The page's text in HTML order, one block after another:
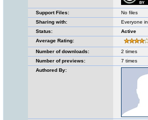
Support Files:
No files
Sharing with:
Everyone in
Status:
Active
Average Rating:
Number of downloads:
2 times
Number of previews:
7 times
Authored By: